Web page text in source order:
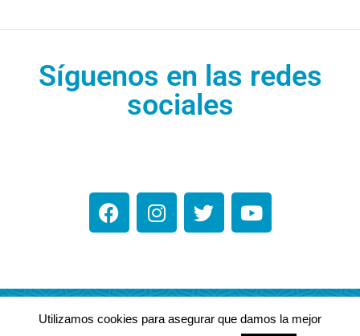
Síguenos en las redes
sociales
Energy España @ Todos los derechos reservados. 2021
Utilizamos cookies para asegurar que damos la mejor